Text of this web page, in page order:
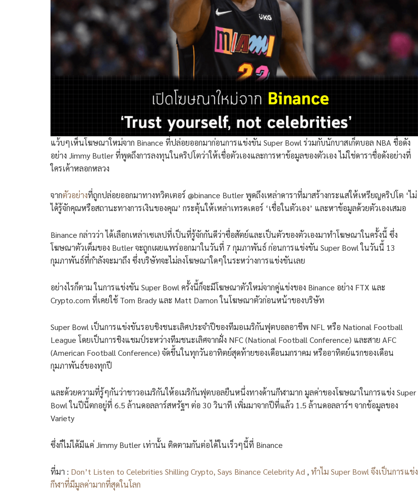
แว้บๆเห็นโฆษณาใหม่จาก Binance ที่ปล่อยออกมาก่อนการแข่งขัน Super Bowl ร่วมกับนักบาสเก็ตบอล NBA ชื่อดัง
อย่าง Jimmy Butler ที่พูดถึงการลงทุนในคริปโตว่าให้เชื่อตัวเองและการหาข้อมูลของตัวเอง ไม่ใช่ดาราชื่อดังอย่างที่
ใครเค้าหลอกหลวง
จากตัวอย่างที่ถูกปล่อยออกมาทางทวิตเตอร์ @binance Butler พูดถึงเหล่าดาราที่มาสร้างกระแสให้เหรียญคริปโต ‘ไม่
ได้รู้จักคุณหรือสถานะทางการเงินของคุณ’ กระตุ้นให้เหล่าเทรดเดอร์ ‘เชื่อในตัวเอง’ และหาข้อมูลด้วยตัวเองเสมอ
Binance กล่าวว่า ได้เลือกเหล่าเซเลปที่เป็นที่รู้จักกันดีว่าซื่อสัตย์และเป็นตัวของตัวเองมาทำโฆษณาในครั้งนี้ ซึ่ง
โฆษณาตัวเต็มของ Butler จะถูกเผยแพร่ออกมาในวันที่ 7 กุมภาพันธ์ ก่อนการแข่งขัน Super Bowl ในวันนี้ 13
กุมภาพันธ์ที่กำลังจะมาถึง ซึ่งบริษัทจะไม่ลงโฆษณาใดๆในระหว่างการแข่งขันเลย
อย่างไรก็ตาม ในการแข่งขัน Super Bowl ครั้งนี้ก็จะมีโฆษณาตัวใหม่จากคู่แข่งของ Binance อย่าง FTX และ
Crypto.com ที่เคยใช้ Tom Brady และ Matt Damon ในโฆษณาตัวก่อนหน้าของบริษัท
Super Bowl เป็นการแข่งขันรอบชิงชนะเลิศประจำปีของทีมอเมริกันฟุตบอลอาชีพ NFL หรือ National Football
League โดยเป็นการชิงแชมป์ระหว่างทีมชนะเลิศจากฝั่ง NFC (National Football Conference) และสาย AFC
(American Football Conference) จัดขึ้นในทุกวันอาทิตย์สุดท้ายของเดือนมกราคม หรืออาทิตย์แรกของเดือน
กุมภาพันธ์ของทุกปี
และด้วยความที่รู้ๆกันว่าชาวอเมริกันให้อเมริกันฟุตบอลยืนหนึ่งทางด้านกีฬามาก มูลค่าของโฆษณาในการแข่ง Super
Bowl ในปีนี้ตกอยู่ที่ 6.5 ล้านดอลลาร์สหรัฐฯ ต่อ 30 วินาที เพิ่มมาจากปีที่แล้ว 1.5 ล้านดอลลาร์ฯ จากข้อมูลของ
Variety
ซึ่งก็ไม่ได้มีแค่ Jimmy Butler เท่านั้น ติดตามกันต่อได้ในเร็วๆนี้ที่ Binance
ที่มา : Don’t Listen to Celebrities Shilling Crypto, Says Binance Celebrity Ad , ทำไม Super Bowl จึงเป็นการแข่ง
กีฬาที่มีมูลค่ามากที่สุดในโลก